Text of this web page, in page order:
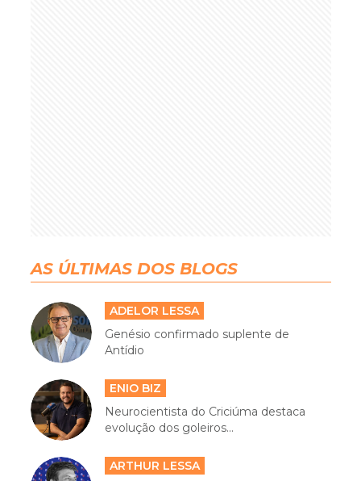
AS ÚLTIMAS DOS BLOGS
ADELOR LESSA
Genésio confirmado suplente de
Antídio
ENIO BIZ
Neurocientista do Criciúma destaca
evolução dos goleiros...
ARTHUR LESSA